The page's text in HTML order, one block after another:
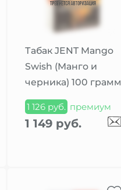
Табак JENT Mango
Swish (Манго и
черника) 100 грамм
1 126 руб. премиум
1 149 руб.